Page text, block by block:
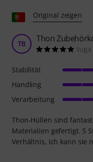
Original zeigen
TB Thon
tuga
Thon-Hüllen sind
Materialien gefertigt. 5
Verhältnis, ich kann sie
Stabilität
Handling
Verarbeitung